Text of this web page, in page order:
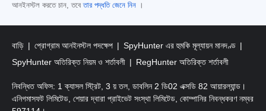
আনইনস্টল করতে চান, তবেতার পদ্ধতি জেনে নিন ।
বাড়ি প্রোগ্রাম আনইনস্টল পদক্ষেপ
SpyHunter এর হুমকি মূল্যায়ন মানদণ্ড
SpyHunter অতিরিক্ত নিয়ম ও শর্তাবলী
RegHunter অতিরিক্ত শর্তাবলী
নিবন্ধিত অফিস: 1 ক্যাসল স্ট্রিট, 3 য় তল, ডাবলিন 2 ডি02 এক্সডি 82 আয়ারল্যান্ড।
এনিগমাসফট লিমিটেড, শেয়ার দ্বারা প্রাইভেট সংস্থা লিমিটেড, কোম্পানির নিবন্ধকরণ নম্বর